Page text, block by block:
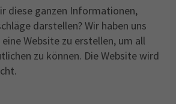
diese ganzen Informationen,
darstellen? Wir haben uns
Website zu erstellen, um all
zu können. Die Website wird